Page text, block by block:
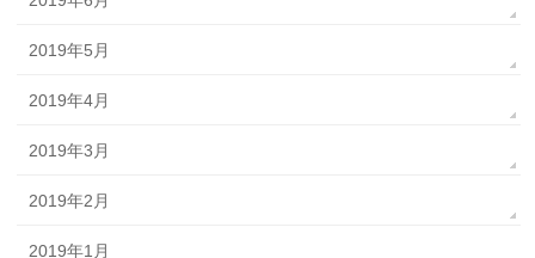
2019年5月
2019年4月
2019年3月
2019年2月
2019年1月